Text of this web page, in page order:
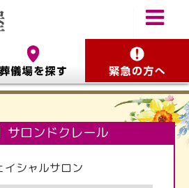
サロンドクレール
イシャルサロン